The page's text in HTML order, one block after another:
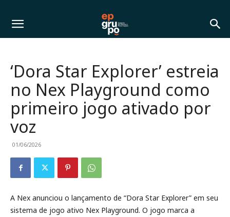
‘Dora Star Explorer’ estreia
no Nex Playground como
primeiro jogo ativado por
voz
01/06/2026
A Nex anunciou o lançamento de “Dora Star Explorer” em seu
sistema de jogo ativo Nex Playground. O jogo marca a